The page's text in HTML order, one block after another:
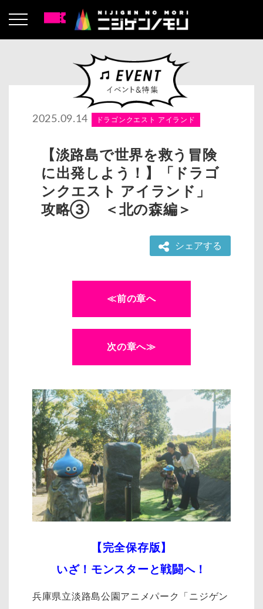
2025.09.14 ドラゴンクエスト アイランド
【淡路島で世界を救う冒険
に出発しよう！】「ドラゴ
ンクエスト アイランド」
攻略③ ＜北の森編＞
シェアする
≪前の章へ
次の章へ≫
【完全保存版】
いざ！モンスターと戦闘へ！
兵庫県立淡路島公園アニメパーク「ニジゲン